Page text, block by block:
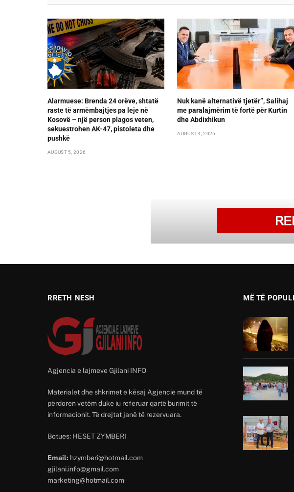
Alarmuese: Brenda 24 orëve, shtatë
raste të armëmbajtjes pa leje në
Kosovë – një person plagos veten,
sekuestrohen AK-47, pistoleta dhe
pushkë
AUGUST 5, 2026
Nuk kanë alternativë tjetër”, Salihaj
me paralajmërim të fortë për Kurtin
dhe Abdixhikun
AUGUST 4, 2026
RRETH NESH
Agjencia e lajmeve Gjilani INFO
Materialet dhe shkrimet e kësaj Agjencie mund të
përdoren vetëm duke iu referuar qartë burimit të
informacionit. Të drejtat janë të rezervuara.
Botues: HESET ZYMBERI
Email: hzymberi@hotmail.com
gjilani.info@gmail.com
marketing@hotmail.com
MË TË